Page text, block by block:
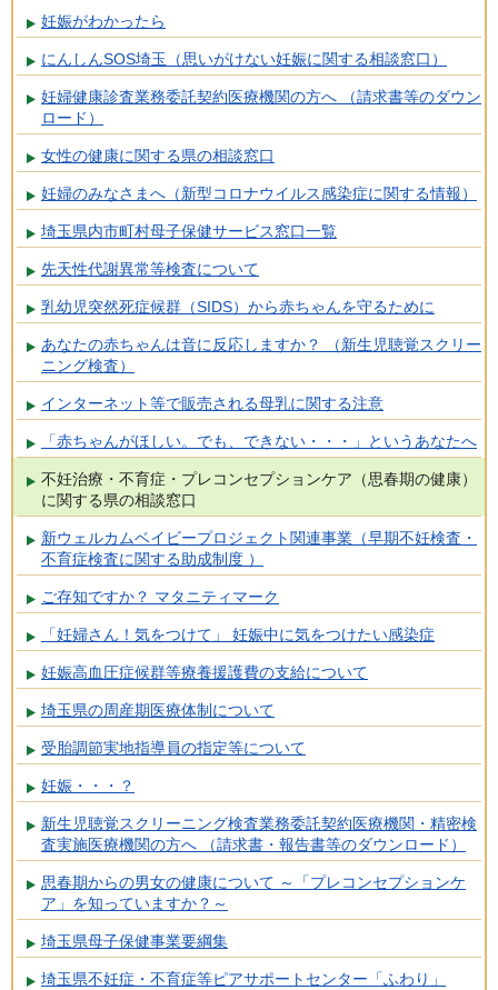
妊娠がわかったら
にんしんSOS埼玉（思いがけない妊娠に関する相談窓口）
妊婦健康診査業務委託契約医療機関の方へ （請求書等のダウン
ロード）
女性の健康に関する県の相談窓口
妊婦のみなさまへ（新型コロナウイルス感染症に関する情報）
埼玉県内市町村母子保健サービス窓口一覧
先天性代謝異常等検査について
乳幼児突然死症候群（SIDS）から赤ちゃんを守るために
あなたの赤ちゃんは音に反応しますか？ （新生児聴覚スクリー
ニング検査）
インターネット等で販売される母乳に関する注意
「赤ちゃんがほしい。でも、できない・・・」というあなたへ
不妊治療・不育症・プレコンセプションケア（思春期の健康）
に関する県の相談窓口
新ウェルカムベイビープロジェクト関連事業（早期不妊検査・
不育症検査に関する助成制度 ）
ご存知ですか？ マタニティマーク
「妊婦さん！気をつけて」 妊娠中に気をつけたい感染症
妊娠高血圧症候群等療養援護費の支給について
埼玉県の周産期医療体制について
受胎調節実地指導員の指定等について
妊娠・・・？
新生児聴覚スクリーニング検査業務委託契約医療機関・精密検
査実施医療機関の方へ （請求書・報告書等のダウンロード）
思春期からの男女の健康について ～「プレコンセプションケ
ア」を知っていますか？～
埼玉県母子保健事業要綱集
埼玉県不妊症・不育症等ピアサポートセンター「ふわり」